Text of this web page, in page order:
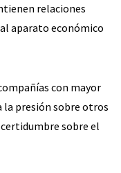
relaciones
aparato económico
con mayor
la presión sobre otros
sobre el